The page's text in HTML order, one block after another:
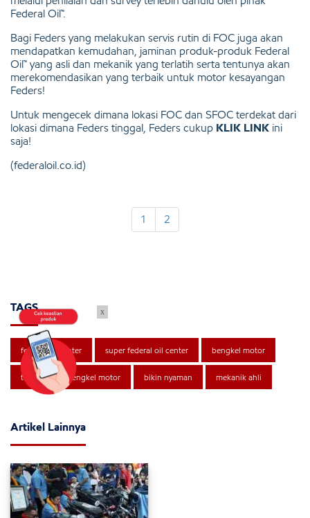
Federal Oil™.
Bagi Feders yang melakukan servis rutin di FOC juga akan
mendapatkan kemudahan, jaminan produk-produk Federal
Oil™ yang asli dan mekanik yang terlatih serta tentunya akan
merekomendasikan yang terbaik untuk motor kesayangan
Feders!
Untuk mengecek dimana lokasi FOC dan SFOC terdekat dari
lokasi dimana Feders tinggal, Feders cukup KLIK LINK ini
saja!
(federaloil.co.id)
1 2
TAGS
federal oil center super federal oil center bengkel motor
tips memilih bengkel motor bikin nyaman mekanik ahli
Artikel Lainnya
x